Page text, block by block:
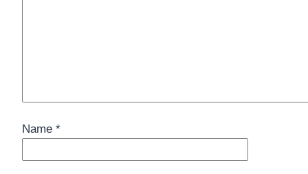
Name *